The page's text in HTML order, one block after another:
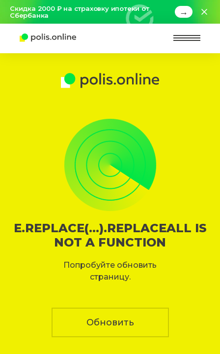
Скидка 2000 ₽ на страховку ипотеки от
Сбербанка
→
E.REPLACE(...).REPLACEALL IS
NOT A FUNCTION
Попробуйте обновить
страницу.
Обновить